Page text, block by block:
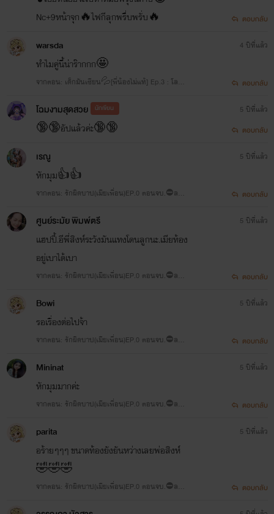
Nc+9หน้าจุก🔥ไฟกีลุกพรึ่บพรั่บ🔥
ตอบกลับ
warsda
ทำไมคู่นี้น่าร๊ากกก🤩
จากตอน: เด็กมันเซียน💦[พี่น้องไม่แท้] Ep.3 : โลมเ
4 ปีที่แล้ว
ตอบกลับ
โฉมงามสุดสวย นักเขียน
🔞🔞อัปแล้วค่ะ🔞🔞
5 ปีที่แล้ว
ตอบกลับ
เรณู
หักมุม👍👍
จากตอน: รักผิดบาป(เมียเพื่อน)EP.0 ตอนจบ.⛔ลอง
5 ปีที่แล้ว
ตอบกลับ
ศูนย์ระมัย พิมพ์ตรี
แฮปปี้.อีพี่สิงห์ระวังมันแทงโดนลูกนะ.เมียท้อง
อยู่เบาได้เบา
จากตอน: รักผิดบาป(เมียเพื่อน)EP.0 ตอนจบ.⛔ลอง
5 ปีที่แล้ว
ตอบกลับ
Bowi
รอเรื่องต่อไปจ้า
จากตอน: รักผิดบาป(เมียเพื่อน)EP.0 ตอนจบ.⛔ลอง
5 ปีที่แล้ว
ตอบกลับ
Mininat
หักมุมมากค่ะ
จากตอน: รักผิดบาป(เมียเพื่อน)EP.0 ตอนจบ.⛔ลอง
5 ปีที่แล้ว
ตอบกลับ
parita
อร้ายๆๆๆ ขนาดท้องยังยันหว่างเลยพ่อสิงห์
🤣🤣🤣
จากตอน: รักผิดบาป(เมียเพื่อน)EP.0 ตอนจบ.⛔ลอง
5 ปีที่แล้ว
ตอบกลับ